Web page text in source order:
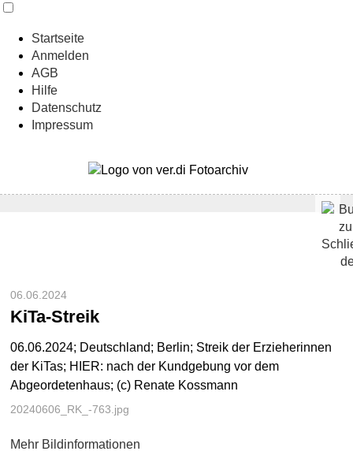
Startseite
Anmelden
AGB
Hilfe
Datenschutz
Impressum
06.06.2024
KiTa-Streik
06.06.2024; Deutschland; Berlin; Streik der Erzieherinnen
der KiTas; HIER: nach der Kundgebung vor dem
Abgeordetenhaus; (c) Renate Kossmann
20240606_RK_-763.jpg
Mehr Bildinformationen